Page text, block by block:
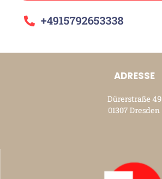
+4915792653338
ADRESSE
Dürerstraße 49
01307 Dresden